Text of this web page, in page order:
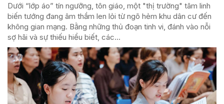
Dưới “lớp áo” tín ngưỡng, tôn giáo, một "thị trường" tâm linh
biến tướng đang âm thầm len lỏi từ ngõ hẻm khu dân cư đến
không gian mạng. Bằng những thủ đoạn tinh vi, đánh vào nỗi
sợ hãi và sự thiếu hiểu biết, các...